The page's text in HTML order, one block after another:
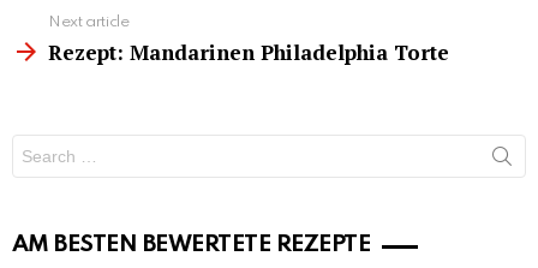
Next article
Rezept: Mandarinen Philadelphia Torte
for:
AM BESTEN BEWERTETE REZEPTE